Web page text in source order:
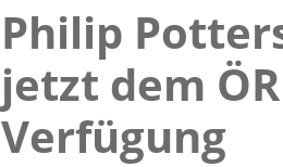
Philip
jetzt dem
Verfügung